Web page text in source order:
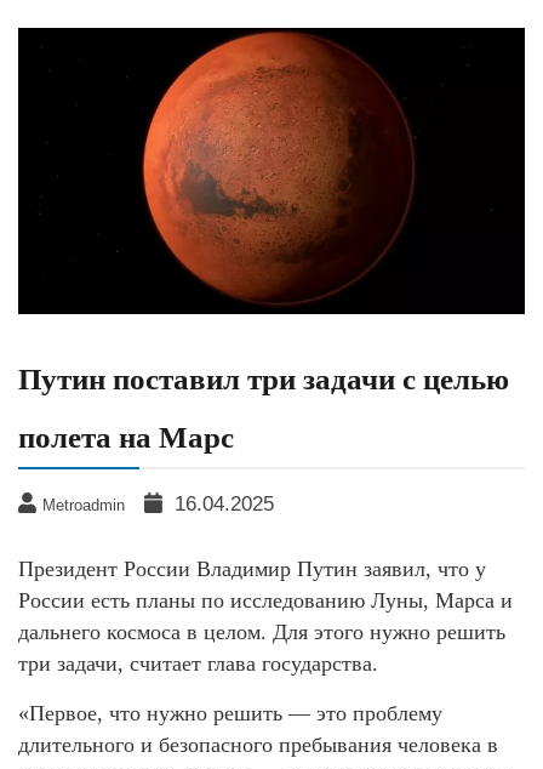
Путин поставил три задачи с целью
полета на Марс
Metroadmin 16.04.2025
Президент России Владимир Путин заявил, что у
России есть планы по исследованию Луны, Марса и
дальнего космоса в целом. Для этого нужно решить
три задачи, считает глава государства.
«Первое, что нужно решить — это проблему
длительного и безопасного пребывания человека в